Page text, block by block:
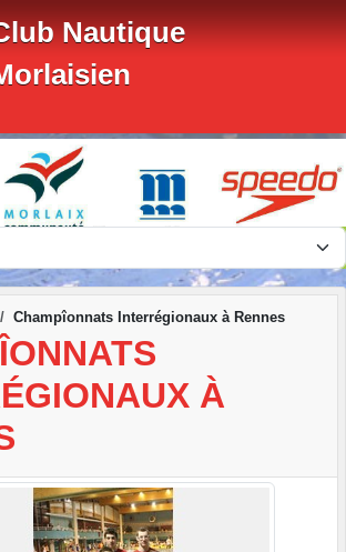
Nautique
Champîonnats Interrégionaux à Rennes
À
des cookies